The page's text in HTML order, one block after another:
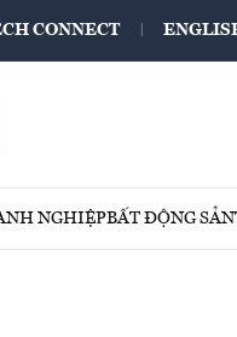
CONNECT
NGHIỆPBẤT ĐỘNG SẢN